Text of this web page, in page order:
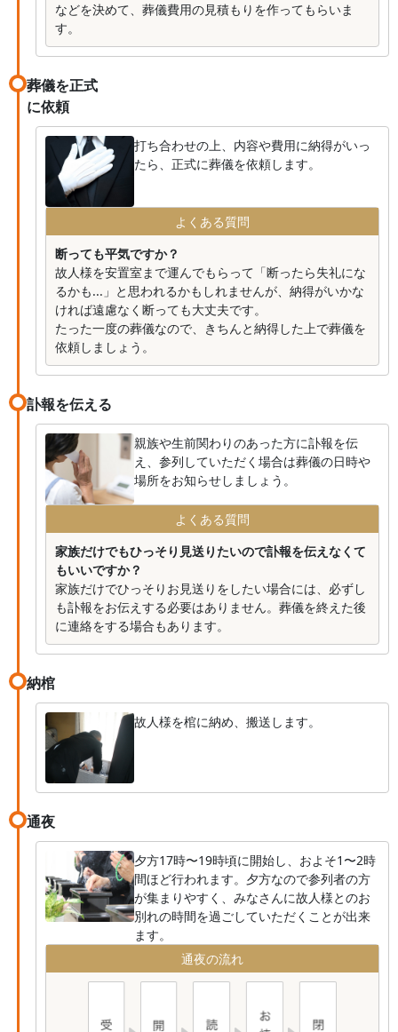
などを決めて、葬儀費用の見積もりを作ってもらいま
す。
葬儀を正式
に依頼
打ち合わせの上、内容や費用に納得がいっ
たら、正式に葬儀を依頼します。
よくある質問
断っても平気ですか？
故人様を安置室まで運んでもらって「断ったら失礼にな
るかも...」と思われるかもしれませんが、納得がいかな
ければ遠慮なく断っても大丈夫です。
たった一度の葬儀なので、きちんと納得した上で葬儀を
依頼しましょう。
訃報を伝える
親族や生前関わりのあった方に訃報を伝
え、参列していただく場合は葬儀の日時や
場所をお知らせしましょう。
よくある質問
家族だけでもひっそり見送りたいので訃報を伝えなくて
もいいですか？
家族だけでひっそりお見送りをしたい場合には、必ずし
も訃報をお伝えする必要はありません。葬儀を終えた後
に連絡をする場合もあります。
納棺
故人様を棺に納め、搬送します。
通夜
夕方17時〜19時頃に開始し、およそ1〜2時
間ほど行われます。夕方なので参列者の方
が集まりやすく、みなさんに故人様とのお
別れの時間を過ごしていただくことが出来
ます。
通夜の流れ